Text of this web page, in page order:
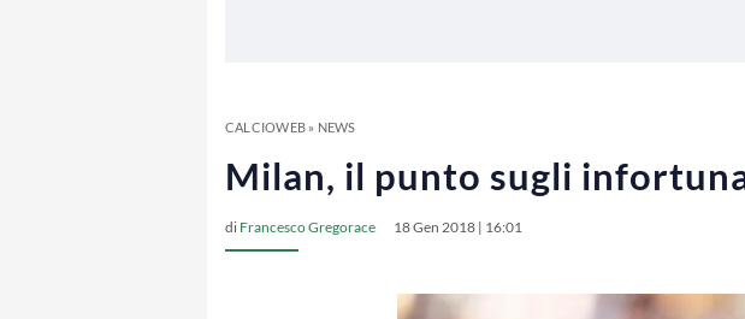
CALCIOWEB» NEWS
Milan, il punto sugli
di Francesco Gregorace 18 Gen 2018 | 16:01